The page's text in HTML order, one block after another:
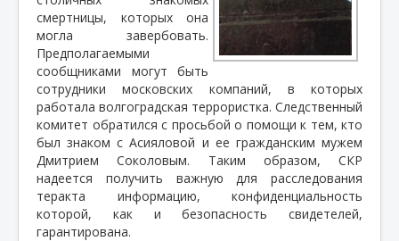
смертницы, которых она
могла завербовать.
Предполагаемыми
сообщниками могут быть
сотрудники московских компаний, в которых
работала волгоградская террористка. Следственный
комитет обратился с просьбой о помощи к тем, кто
был знаком с Асияловой и ее гражданским мужем
Дмитрием Соколовым. Таким образом, СКР
надеется получить важную для расследования
теракта информацию, конфиденциальность
которой, как и безопасность свидетелей,
гарантирована.